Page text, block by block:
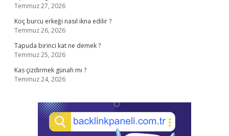
Temmuz 27, 2026
Koç burcu erkeği nasıl ikna edilir ?
Temmuz 26, 2026
Tapuda birinci kat ne demek ?
Temmuz 25, 2026
Kas çizdirmek günah mı ?
Temmuz 24, 2026